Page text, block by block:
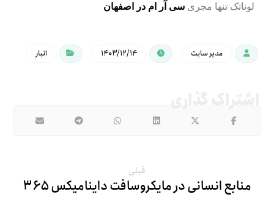
لوناتک تنها مجریسی آر ام در اصفهان
مدیر سایت ۱۴۰۳/۱۲/۱۴ انبار
قبلی
منابع انسانی در مایکروسافت داینامیکس ۳۶۵